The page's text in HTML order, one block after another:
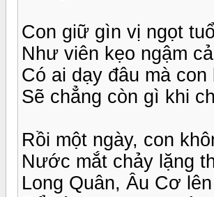
Con giữ gìn vị ngọt
Như viên kẹo ngậm
Có ai dạy đâu mà con
Sẽ chẳng còn gì khi
Rồi một ngày, con
Nước mắt chảy lặng
Long Quân, Âu Cơ